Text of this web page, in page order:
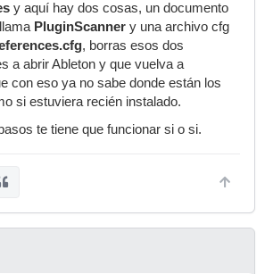
y aquí hay dos cosas, un documento
PluginScanner y una archivo cfg
, borras esos dos
a abrir Ableton y que vuelva a
con eso ya no sabe donde están los
si estuviera recién instalado.
te tiene que funcionar si o si.